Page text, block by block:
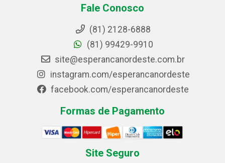
Fale Conosco
(81) 2128-6888
(81) 99429-9910
site@esperancanordeste.com.br
instagram.com/esperancanordeste
facebook.com/esperancanordeste
Formas de Pagamento
Site Seguro